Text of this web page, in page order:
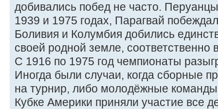
добивались побед не часто.
1939 и 1975 годах, Парагвай
Боливия и Колумбия добились
своей родной земле, соответственно
С 1916 по 1975 год чемпионаты
Иногда были случаи, когда сборные
на турнир, либо молодёжные
Кубке Америки приняли участие все